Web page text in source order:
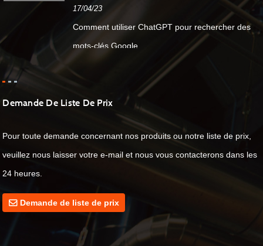
17/04/23
Comment utiliser ChatGPT pour rechercher des
mots-clés Google...
Demande De Liste De Prix
Pour toute demande concernant nos produits ou notre liste de prix,
veuillez nous laisser votre e-mail et nous vous contacterons dans les
24 heures.
Demande de liste de prix